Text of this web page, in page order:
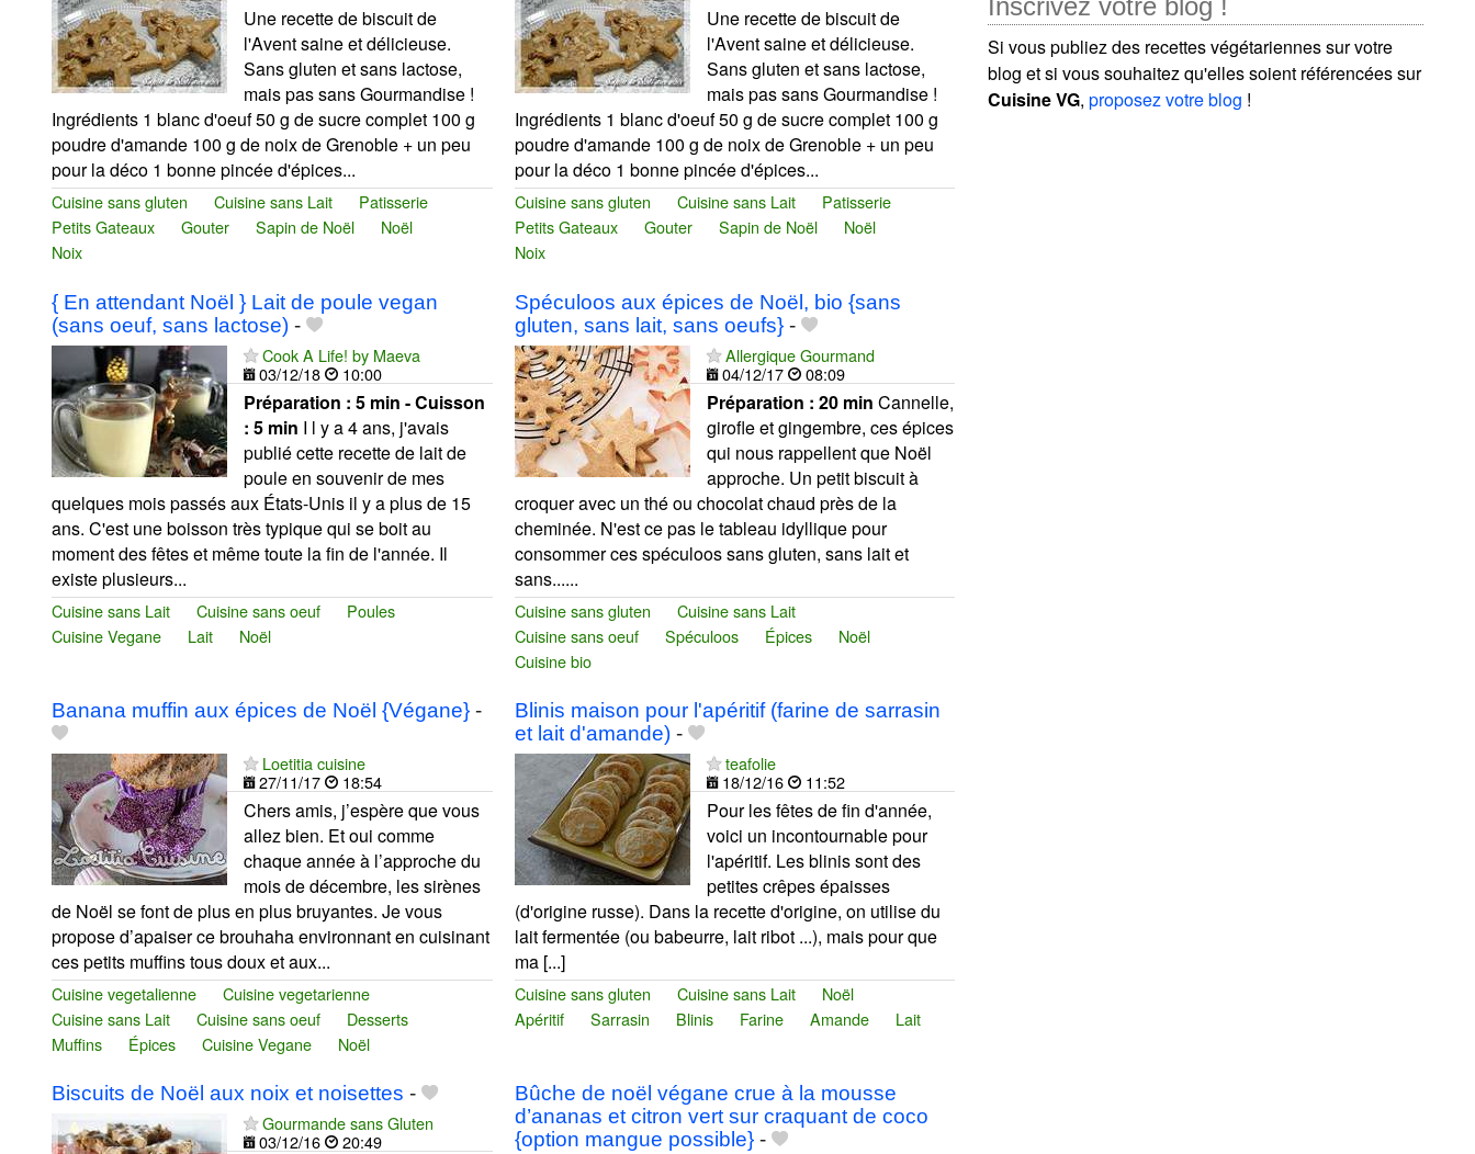
Une recette de biscuit de
l'Avent saine et délicieuse.
Sans gluten et sans lactose,
mais pas sans Gourmandise !
Ingrédients 1 blanc d'oeuf 50 g de sucre complet 100 g
poudre d'amande 100 g de noix de Grenoble + un peu
pour la déco 1 bonne pincée d'épices...
Cuisine sans gluten Cuisine sans Lait
Patisserie
Petits Gateaux
Gouter Sapin de Noël
Noël
Noix
Une recette de biscuit de
l'Avent saine et délicieuse.
Sans gluten et sans lactose,
mais pas sans Gourmandise !
Ingrédients 1 blanc d'oeuf 50 g de sucre complet 100 g
poudre d'amande 100 g de noix de Grenoble + un peu
pour la déco 1 bonne pincée d'épices...
Cuisine sans gluten Cuisine sans Lait
Patisserie
Petits Gateaux
Gouter Sapin de Noël
Noël
Noix
{ En attendant Noël } Lait de poule vegan
(sans oeuf, sans lactose) -
Cook A Life! by Maeva
03/12/18
10:00
Préparation : 5 min - Cuisson
: 5 min I l y a 4 ans, j'avais
publié cette recette de lait de
poule en souvenir de mes
quelques mois passés aux États-Unis il y a plus de 15
ans. C'est une boisson très typique qui se boit au
moment des fêtes et même toute la fin de l'année. Il
existe plusieurs...
Cuisine sans Lait Cuisine sans oeuf
Poules
Cuisine Vegane
Lait Noël
Spéculoos aux épices de Noël, bio {sans
gluten, sans lait, sans oeufs}-
Allergique Gourmand
04/12/17
08:09
Préparation : 20 min Cannelle,
girofle et gingembre, ces épices
qui nous rappellent que Noël
approche. Un petit biscuit à
croquer avec un thé ou chocolat chaud près de la
cheminée. N'est ce pas le tableau idyllique pour
consommer ces spéculoos sans gluten, sans lait et
sans......
Cuisine sans gluten
Cuisine sans Lait
Cuisine sans oeuf
Spéculoos Épices
Noël
Cuisine bio
Banana muffin aux épices de Noël {Végane} -
Loetitia cuisine
27/11/17
18:54
Chers amis, j’espère que vous
allez bien. Et oui comme
chaque année à l’approche du
mois de décembre, les sirènes
de Noël se font de plus en plus bruyantes. Je vous
propose d’apaiser ce brouhaha environnant en cuisinant
ces petits muffins tous doux et aux...
Cuisine vegetalienne
Cuisine vegetarienne
Cuisine sans Lait
Cuisine sans oeuf
Desserts
Muffins
Épices Cuisine Vegane Noël
Blinis maison pour l'apéritif (farine de sarrasin
et lait d'amande)-
teafolie
18/12/16
11:52
Pour les fêtes de fin d'année,
voici un incontournable pour
l'apéritif. Les blinis sont des
petites crêpes épaisses
(d'origine russe). Dans la recette d'origine, on utilise du
lait fermentée (ou babeurre, lait ribot ...), mais pour que
ma [...]
Cuisine sans gluten Cuisine sans Lait
Noël
Apéritif
Sarrasin Blinis Farine Amande Lait
Biscuits de Noël aux noix et noisettes -
Gourmande sans Gluten
03/12/16
20:49
Bûche de noël végane crue à la mousse
d’ananas et citron vert sur craquant de coco
{option mangue possible}-
Si vous publiez des recettes végétariennes sur votre
blog et si vous souhaitez qu'elles soient référencées sur
Cuisine VG,proposez votre blog !